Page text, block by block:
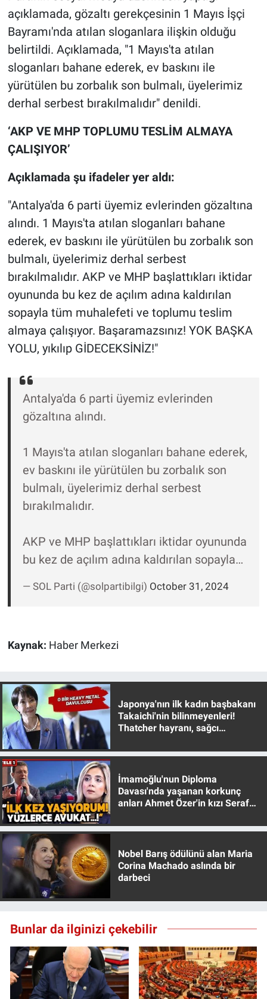
açıklamada, gözaltı gerekçesinin 1 Mayıs İşçi
Bayramı'nda atılan sloganlara ilişkin olduğu
belirtildi. Açıklamada, "1 Mayıs'ta atılan
sloganları bahane ederek, ev baskını ile
yürütülen bu zorbalık son bulmalı, üyelerimiz
derhal serbest bırakılmalıdır" denildi.
‘AKP VE MHP TOPLUMU TESLİM ALMAYA
ÇALIŞIYOR’
Açıklamada şu ifadeler yer aldı:
"Antalya'da 6 parti üyemiz evlerinden gözaltına
alındı. 1 Mayıs'ta atılan sloganları bahane
ederek, ev baskını ile yürütülen bu zorbalık son
bulmalı, üyelerimiz derhal serbest
bırakılmalıdır. AKP ve MHP başlattıkları iktidar
oyununda bu kez de açılım adına kaldırılan
sopayla tüm muhalefeti ve toplumu teslim
almaya çalışıyor. Başaramazsınız! YOK BAŞKA
YOLU, yıkılıp GİDECEKSİNİZ!"
Antalya'da 6 parti üyemiz evlerinden
gözaltına alındı.
1 Mayıs'ta atılan sloganları bahane ederek,
ev baskını ile yürütülen bu zorbalık son
bulmalı, üyelerimiz derhal serbest
bırakılmalıdır.
AKP ve MHP başlattıkları iktidar oyununda
bu kez de açılım adına kaldırılan sopayla…
— SOL Parti (@solpartibilgi) October 31, 2024
Kaynak: Haber Merkezi
Japonya'nın ilk kadın başbakanı
Takaichi'nin bilinmeyenleri!
Thatcher hayranı, sağcı
İmamoğlu'nun Diploma
Davası'nda yaşanan korkunç
anları Ahmet Özer'in kızı Seraf
Nobel Barış ödülünü alan Maria
Corina Machado aslında bir
darbeci
Bunlar da ilginizi çekebilir
Haber
İlan
Kimdir
Koronavirüs
Ne demişti
Nedir
Popüler
Programlar
Sağlık
Spor
Teknoloji
Türkiye'nin Geleceği
Türkiye'nin Gündemi
Yerel Gündem
Yerel Yaşam
Canlı Yayın